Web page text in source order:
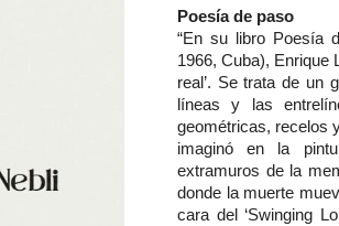
Poesía de paso
“En su libro Poesía
1966, Cuba), Enrique
real’. Se trata de un
líneas y las
geométricas, recelos
imaginó en la
extramuros de la
donde la muerte
cara del ‘Swinging